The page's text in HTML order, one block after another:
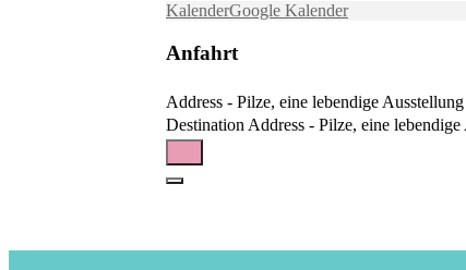
KalenderGoogle Kalender
Anfahrt
Address - Pilze, eine lebendige
Destination Address - Pilze, eine